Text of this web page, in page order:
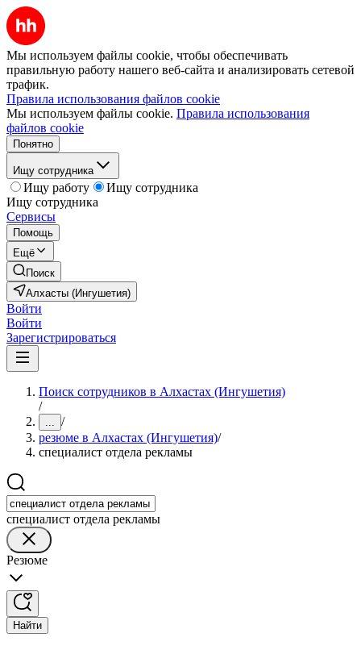
Мы используем файлы cookie, чтобы обеспечивать
правильную работу нашего веб-сайта и анализировать сетевой
трафик.
Правила использования файлов cookie
Мы используем файлы cookie. Правила использования
файлов cookie
Понятно
Ищу сотрудника
Ищу работу
Ищу сотрудника
Ищу сотрудника
Сервисы
Помощь
Ещё
Поиск
Алхасты (Ингушетия)
Войти
Войти
Зарегистрироваться
Поиск сотрудников в Алхастах (Ингушетия)
/
... /
резюме в Алхастах (Ингушетия)/
специалист отдела рекламы
специалист отдела рекламы
Резюме
Найти